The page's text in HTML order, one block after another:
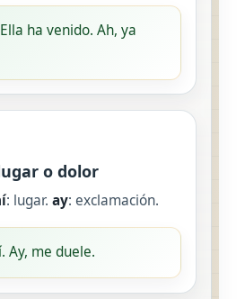
ha venido. Ah, ya
o dolor
: lugar. ay: exclamación.
Ay, me duele.